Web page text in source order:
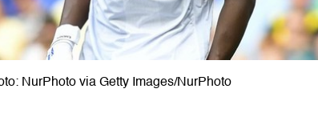
NurPhoto via Getty Images/NurPhoto